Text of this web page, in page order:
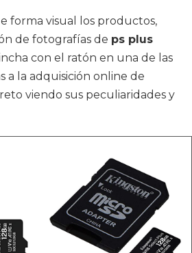
forma visual los productos,
de fotografías de ps plus
con el ratón en una de las
a la adquisición online de
viendo sus peculiaridades y